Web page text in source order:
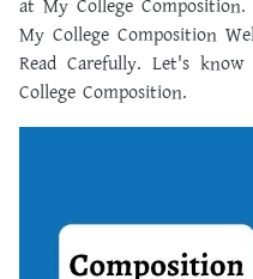
at My College
My College Composition
Read Carefully. Let's
College Composition.